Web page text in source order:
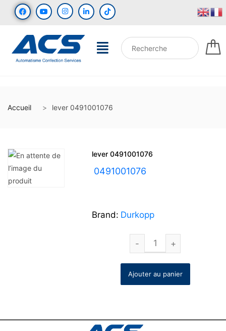
Accueil lever 0491001076
lever 0491001076
0491001076
Brand: Durkopp
Ajouter au panier